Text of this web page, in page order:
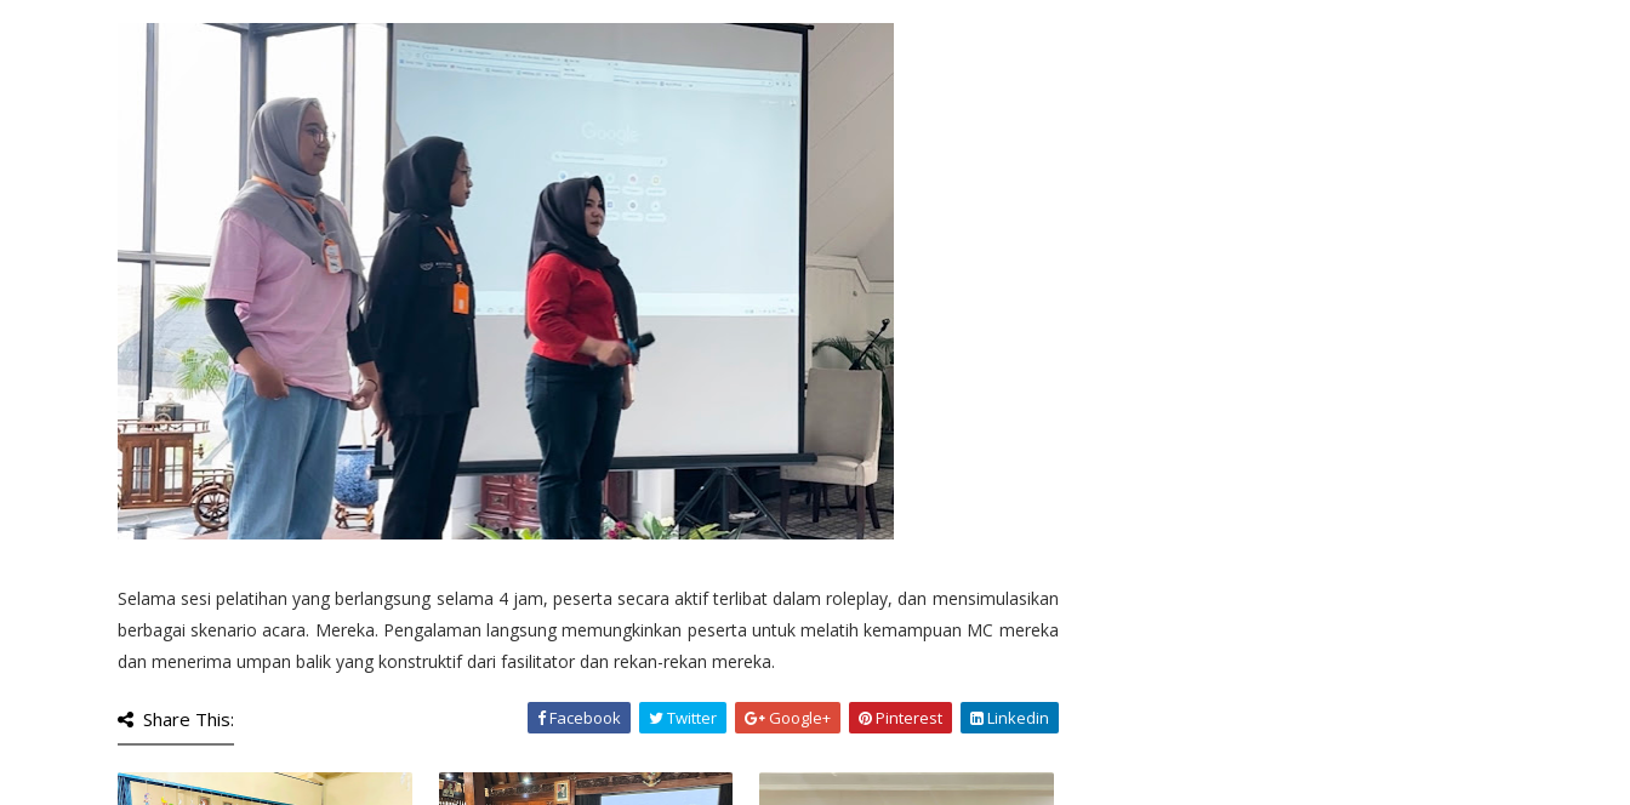
Selama sesi pelatihan yang berlangsung selama 4 jam, peserta secara aktif terlibat dalam roleplay, dan mensimulasikan
berbagai skenario acara. Mereka. Pengalaman langsung memungkinkan peserta untuk melatih kemampuan MC mereka
dan menerima umpan balik yang konstruktif dari fasilitator dan rekan-rekan mereka.
Share This: Facebook Twitter Google+ Pinterest Linkedin